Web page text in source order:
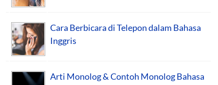
Cara Berbicara di Telepon dalam Bahasa
Inggris
Arti Monolog & Contoh Monolog Bahasa